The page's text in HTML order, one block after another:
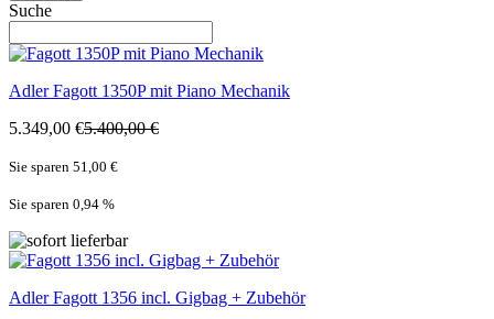
Suche
AdlerFagott 1350P mit Piano Mechanik
5.349,00 €5.400,00 €
Sie sparen 51,00 €
Sie sparen 0,94 %
AdlerFagott 1356 incl. Gigbag + Zubehör